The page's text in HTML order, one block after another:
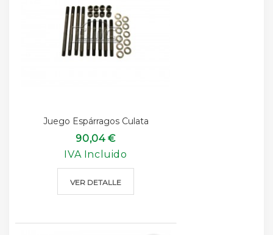
Juego Espárragos Culata
90,04 €
IVA Incluido
VER DETALLE